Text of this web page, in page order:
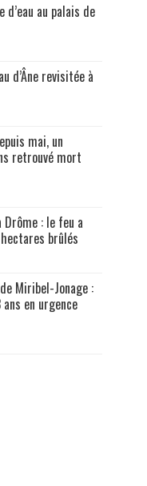
au palais de
d’Âne revisitée à
mai, un
retrouvé mort
Drôme : le feu a
brûlés
Miribel-Jonage :
en urgence